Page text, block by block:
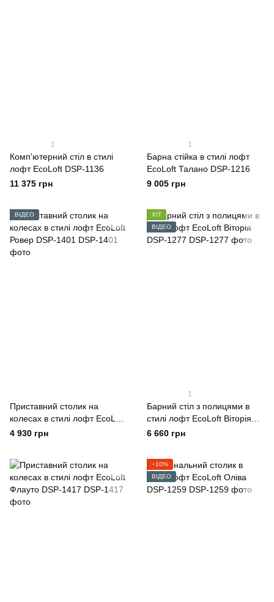
1
Комп'ютерний стіл в стилі
лофт EcoLoft DSP-1136
11 375 грн
1
Барна стійка в стилі лофт
EcoLoft Талано DSP-1216
9 005 грн
ВІДЕО
Приставний столик на
колесах в стилі лофт EcoLoft
Ровер DSP-1401
4 930 грн
ХІТ
ВІДЕО
1
Барний стіл з полицями в
стилі лофт EcoLoft Віторія
DSP-1277
6 660 грн
−10%
ВІДЕО